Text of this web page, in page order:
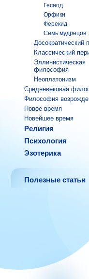
Гесиод
Орфики
Ферекид
Семь мудрецов
Досократический
Классический
Эллинистическая
философия
Неоплатонизм
Средневековая
Философия
Новое время
Новейшее время
Религия
Психология
Эзотерика
Полезные статьи